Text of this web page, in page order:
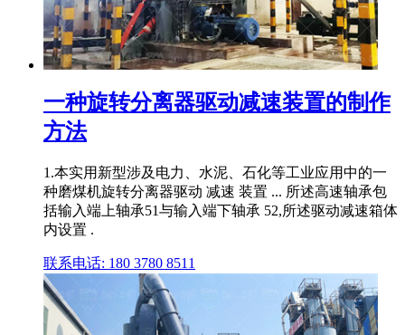
一种旋转分离器驱动减速装置的制作
方法
1.本实用新型涉及电力、水泥、石化等工业应用中的一
种磨煤机旋转分离器驱动 减速 装置 ... 所述高速轴承包
括输入端上轴承51与输入端下轴承 52,所述驱动减速箱体
内设置 .
联系电话: 180 3780 8511